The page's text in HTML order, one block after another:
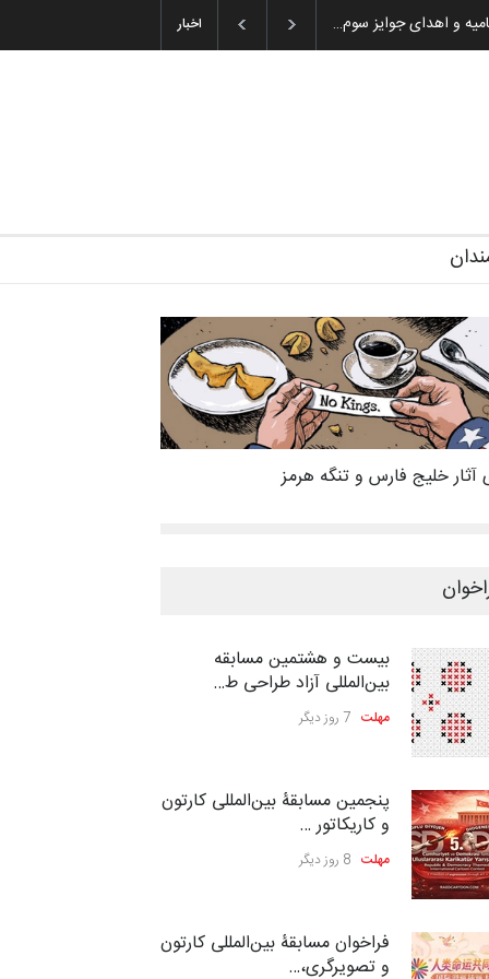
اخبار اختتامیه و اهدای جوایز سوم…
آثار خلیج فارس و تنگه هرمز
بیست و هشتمین مسابقه
بین‌المللی آزاد طراحی ط…
مهلت 7 روز دیگر
پنجمین مسابقۀ بین‌المللی کارتون
و کاریکاتور …
مهلت 8 روز دیگر
فراخوان مسابقۀ بین‌المللی کارتون
و تصویرگری،…